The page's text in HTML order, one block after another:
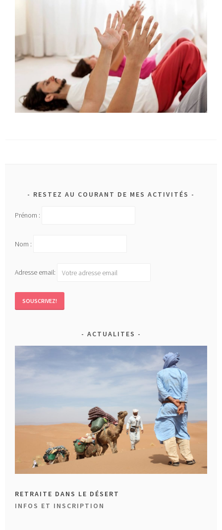
RESTEZ AU COURANT DE MES ACTIVITÉS
Prénom :
Nom :
Adresse email:
ACTUALITES
RETRAITE DANS LE DÉSERT
INFOS ET INSCRIPTION